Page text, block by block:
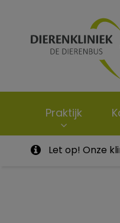
Praktijk
Let op! Onze